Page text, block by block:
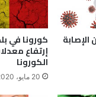
كورونا في
إرتفاع
الكورونا
20 مايو، 2020